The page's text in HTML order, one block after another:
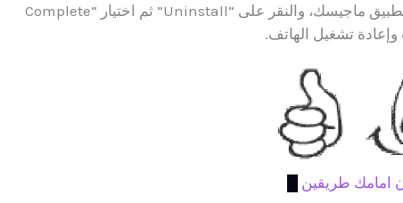
في حال رغبتك بإلغاء الروت، يمكنك ببساطة فتح تطبيق ماجيسك، والنقر على “Uninstall” ثم اختيار “Complete
امامك طريقين